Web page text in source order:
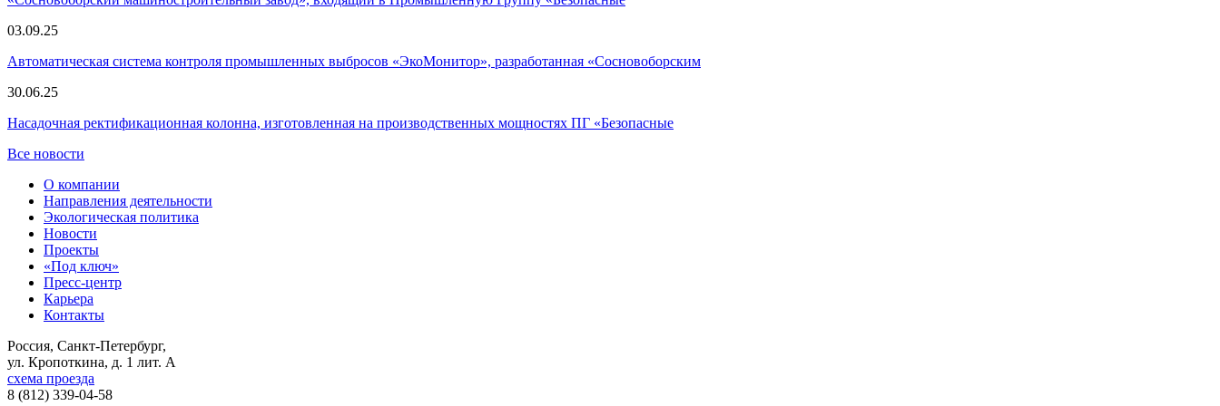
03.09.25
Автоматическая система контроля промышленных выбросов «ЭкоМонитор», разработанная «Сосновоборским
30.06.25
Насадочная ректификационная колонна, изготовленная на производственных мощностях ПГ «Безопасные
Все новости
О компании
Направления деятельности
Экологическая политика
Новости
Проекты
«Под ключ»
Пресс-центр
Карьера
Контакты
Россия, Санкт-Петербург,
ул. Кропоткина, д. 1 лит. А
схема проезда
8 (812) 339-04-58